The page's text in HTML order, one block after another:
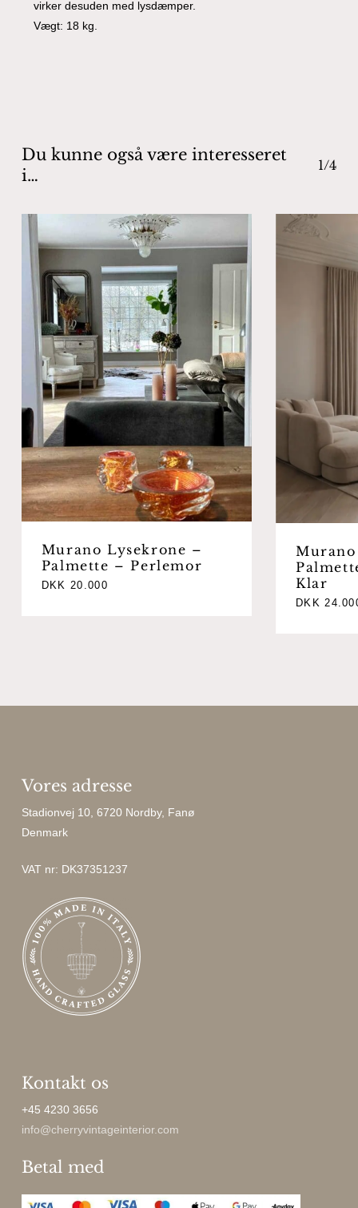
virker desuden med lysdæmper.
Vægt: 18 kg.
Du kunne også være interesseret
i…
1/4
Murano Lysekrone –
Palmette – Perlemor
DKK 20.000
Klar
DKK
Vores adresse
Stadionvej 10, 6720 Nordby, Fanø
Denmark
VAT nr: DK37351237
Kontakt os
+45 4230 3656
info@cherryvintageinterior.com
Betal med